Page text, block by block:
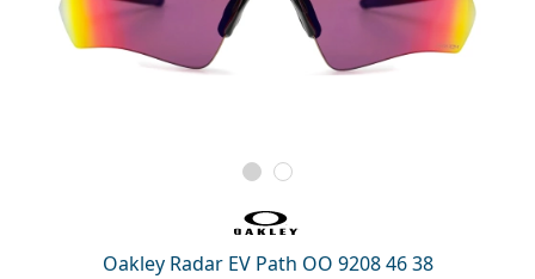
Oakley Radar EV Path OO 9208 46 38